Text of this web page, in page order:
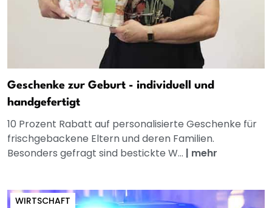
Geschenke zur Geburt - individuell und
handgefertigt
10 Prozent Rabatt auf personalisierte Geschenke für
frischgebackene Eltern und deren Familien.
Besonders gefragt sind bestickte W... | mehr
WIRTSCHAFT